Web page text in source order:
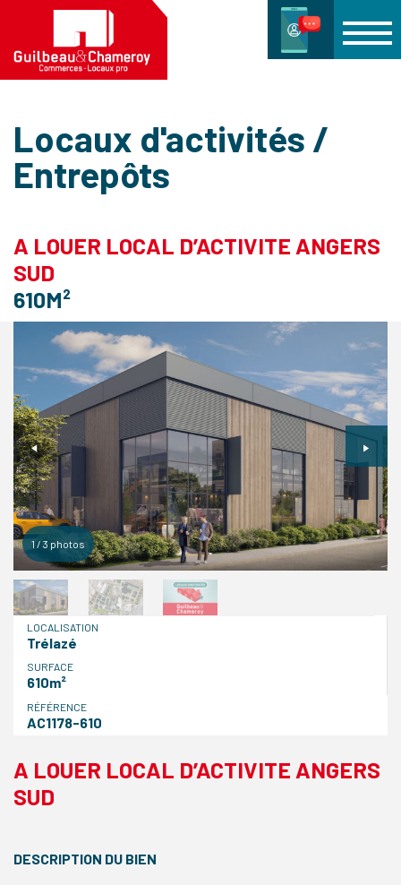
Locaux d'activités /
Entrepôts
A LOUER LOCAL D’ACTIVITE ANGERS
SUD
610M²
1/ 3 photos
LOCALISATION
Trélazé
SURFACE
610m²
RÉFÉRENCE
AC1178-610
A LOUER LOCAL D’ACTIVITE ANGERS
SUD
DESCRIPTION DU BIEN